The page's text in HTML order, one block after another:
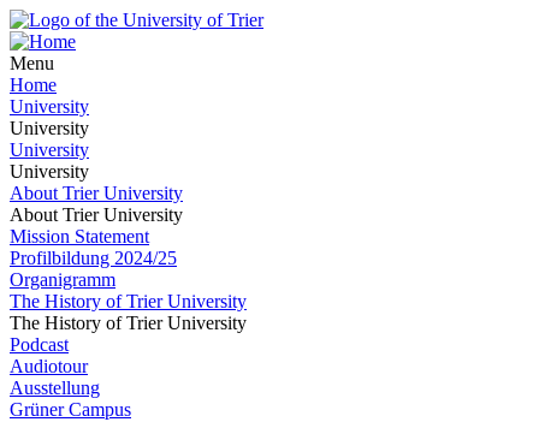
Menu
Home
University
University
University
University
About Trier University
About Trier University
Mission Statement
Profilbildung 2024/25
Organigramm
The History of Trier University
The History of Trier University
Podcast
Audiotour
Ausstellung
Grüner Campus